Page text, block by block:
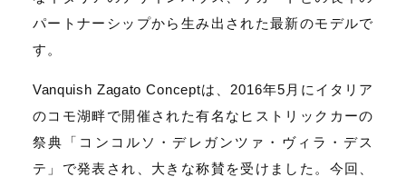
パートナーシップから生み出された最新のモデルで
す。
Vanquish Zagato Conceptは、2016年5月にイタリア
のコモ湖畔で開催された有名なヒストリックカーの
祭典「コンコルソ・デレガンツァ・ヴィラ・デス
テ」で発表され、大きな称賛を受けました。今回、